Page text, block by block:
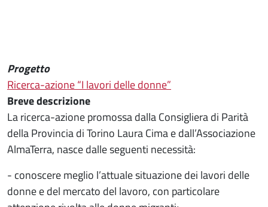
Progetto
Ricerca-azione “I lavori delle donne”
Breve descrizione
La ricerca-azione promossa dalla Consigliera di Parità
della Provincia di Torino Laura Cima e dall’Associazione
AlmaTerra, nasce dalle seguenti necessità:
- conoscere meglio l’attuale situazione dei lavori delle
donne e del mercato del lavoro, con particolare